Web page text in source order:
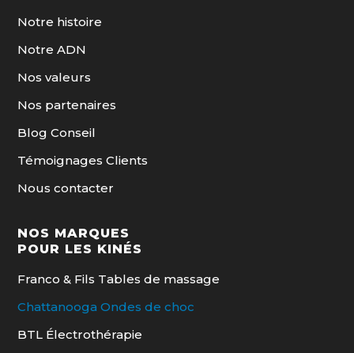
Notre histoire
Notre ADN
Nos valeurs
Nos partenaires
Blog Conseil
Témoignages Clients
Nous contacter
NOS MARQUES
POUR LES KINÉS
Franco & Fils Tables de massage
Chattanooga Ondes de choc
BTL Électrothérapie